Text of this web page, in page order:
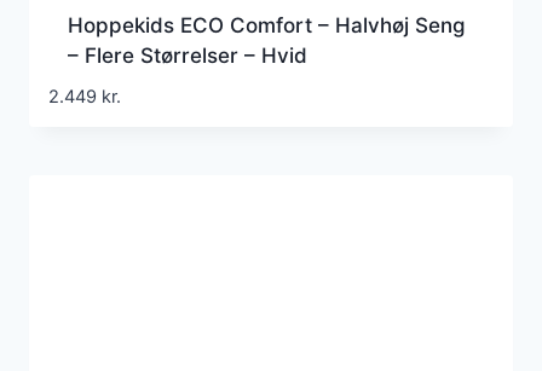
Hoppekids ECO Comfort – Halvhøj Seng
– Flere Størrelser – Hvid
2.449 kr.